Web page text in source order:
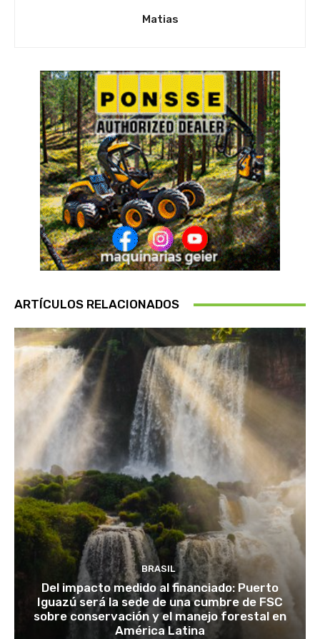
Matias
ARTÍCULOS RELACIONADOS
BRASIL
Del impacto medido al financiado: Puerto
Iguazú será la sede de una cumbre de FSC
sobre conservación y el manejo forestal en
América Latina